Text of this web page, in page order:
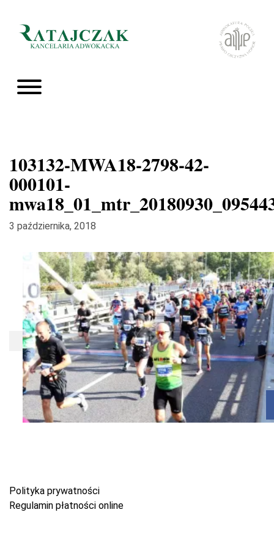
103132-MWA18-2798-42-
000101-
3 października, 2018
Polityka prywatności
Regulamin płatności online